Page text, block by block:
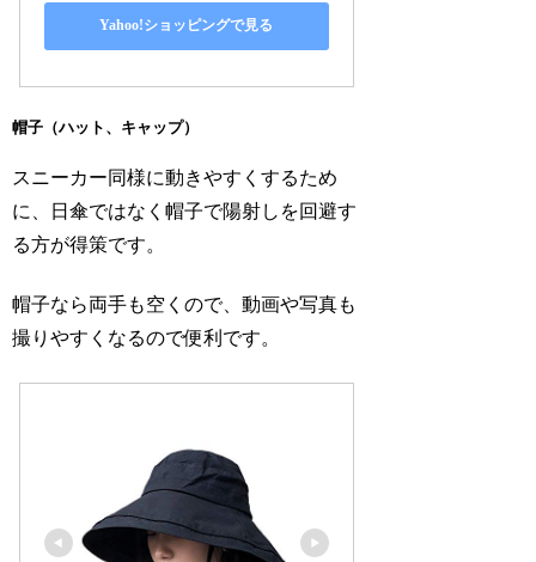
Yahoo!ショッピングで見る
帽子（ハット、キャップ）
スニーカー同様に動きやすくするため
に、日傘ではなく帽子で陽射しを回避す
る方が得策です。
帽子なら両手も空くので、動画や写真も
撮りやすくなるので便利です。